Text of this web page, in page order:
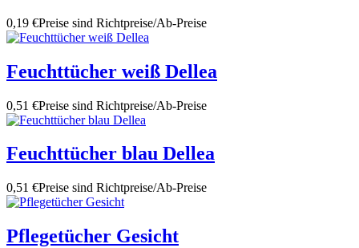
0,19 €Preise sind Richtpreise/Ab-Preise
Feuchttücher weiß Dellea
0,51 €Preise sind Richtpreise/Ab-Preise
Feuchttücher blau Dellea
0,51 €Preise sind Richtpreise/Ab-Preise
Pflegetücher Gesicht